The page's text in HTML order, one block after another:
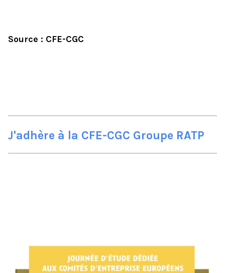
Source : CFE-CGC
J'adhère à la CFE-CGC Groupe RATP